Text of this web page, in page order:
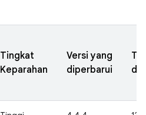
Tingkat
Keparahan
Versi yang
diperbarui